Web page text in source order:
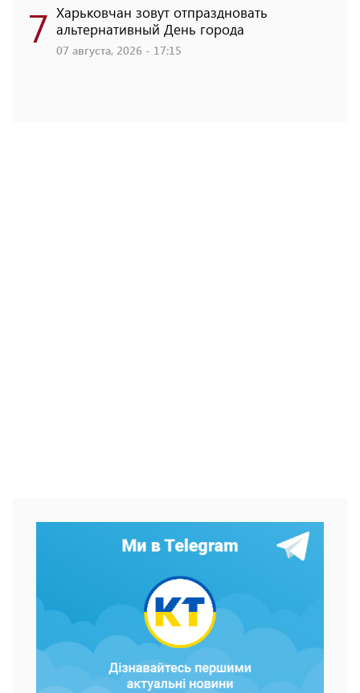
7 Харьковчан зовут отпраздновать
альтернативный День города
07 августа, 2026 - 17:15